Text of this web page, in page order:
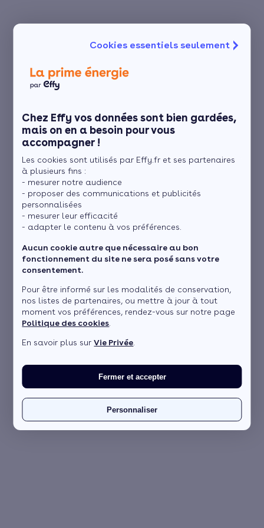
Cookies essentiels seulement
Chez Effy vos données sont bien gardées,
mais on en a besoin pour vous
accompagner !
Les cookies sont utilisés par Effy.fr et ses partenaires
à plusieurs fins :
- mesurer notre audience
- proposer des communications et publicités
personnalisées
- mesurer leur efficacité
- adapter le contenu à vos préférences.
Aucun cookie autre que nécessaire au bon
fonctionnement du site ne sera posé sans votre
consentement.
Pour être informé sur les modalités de conservation,
nos listes de partenaires, ou mettre à jour à tout
moment vos préférences, rendez-vous sur notre page
Politique des cookies
En savoir plus surVie Privée
Fermer et accepter
Personnaliser